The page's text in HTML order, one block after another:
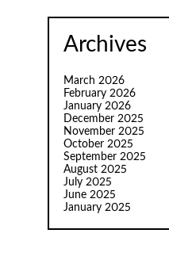
Archives
March 2026
February 2026
January 2026
December 2025
November 2025
October 2025
September 2025
August 2025
July 2025
June 2025
January 2025